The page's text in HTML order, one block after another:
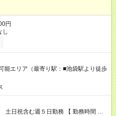
円
し
能エリア（最寄り駅：■池袋駅より徒歩
含む週５日勤務 【 勤務時間 】